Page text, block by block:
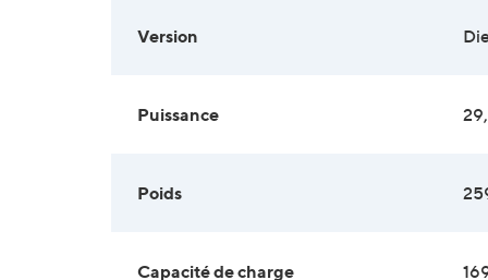
Version
Puissance
Poids
Capacité de charge